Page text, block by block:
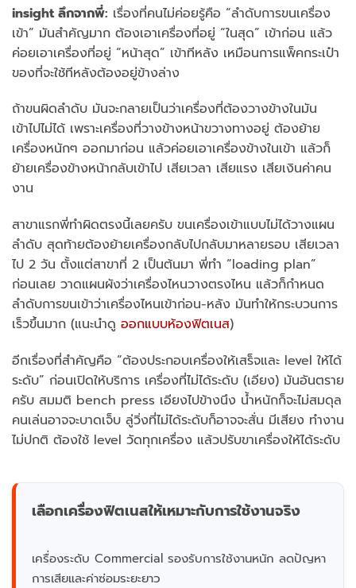
insight ลึกจากพี่: เรื่องที่คนไม่ค่อยรู้คือ “ลำดับการขนเครื่อง
เข้า” มันสำคัญมาก ต้องเอาเครื่องที่อยู่ “ในสุด” เข้าก่อน แล้ว
ค่อยเอาเครื่องที่อยู่ “หน้าสุด” เข้าทีหลัง เหมือนการแพ็คกระเป๋า
ของที่จะใช้ทีหลังต้องอยู่ข้างล่าง
ถ้าขนผิดลำดับ มันจะกลายเป็นว่าเครื่องที่ต้องวางข้างในมัน
เข้าไปไม่ได้ เพราะเครื่องที่วางข้างหน้าขวางทางอยู่ ต้องย้าย
เครื่องหนักๆ ออกมาก่อน แล้วค่อยเอาเครื่องข้างในเข้า แล้วก็
ย้ายเครื่องข้างหน้ากลับเข้าไป เสียเวลา เสียแรง เสียเงินค่าคน
งาน
สาขาแรกพี่ทำผิดตรงนี้เลยครับ ขนเครื่องเข้าแบบไม่ได้วางแผน
ลำดับ สุดท้ายต้องย้ายเครื่องกลับไปกลับมาหลายรอบ เสียเวลา
ไป 2 วัน ตั้งแต่สาขาที่ 2 เป็นต้นมา พี่ทำ “loading plan”
ก่อนเลย วาดแผนผังว่าเครื่องไหนวางตรงไหน แล้วก็กำหนด
ลำดับการขนเข้าว่าเครื่องไหนเข้าก่อน-หลัง มันทำให้กระบวนการ
เร็วขึ้นมาก (แนะนำดู ออกแบบห้องฟิตเนส)
อีกเรื่องที่สำคัญคือ “ต้องประกอบเครื่องให้เสร็จและ level ให้ได้
ระดับ” ก่อนเปิดให้บริการ เครื่องที่ไม่ได้ระดับ (เอียง) มันอันตราย
ครับ สมมติ bench press เอียงไปข้างนึง น้ำหนักก็จะไม่สมดุล
คนเล่นอาจจะบาดเจ็บ ลู่วิ่งที่ไม่ได้ระดับก็อาจจะสั่น มีเสียง ทำงาน
ไม่ปกติ ต้องใช้ level วัดทุกเครื่อง แล้วปรับขาเครื่องให้ได้ระดับ
เลือกเครื่องฟิตเนสให้เหมาะกับการใช้งานจริง
เครื่องระดับ Commercial รองรับการใช้งานหนัก ลดปัญหา
การเสียและค่าซ่อมระยะยาว